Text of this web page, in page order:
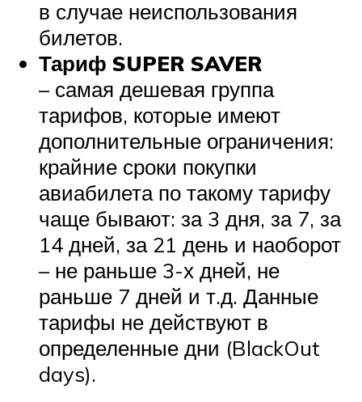
в случае неиспользования
билетов.
Тариф SUPER SAVER
– самая дешевая группа
тарифов, которые имеют
дополнительные ограничения:
крайние сроки покупки
авиабилета по такому тарифу
чаще бывают: за 3 дня, за 7, за
14 дней, за 21 день и наоборот
– не раньше 3-х дней, не
раньше 7 дней и т.д. Данные
тарифы не действуют в
определенные дни (BlackOut
days).